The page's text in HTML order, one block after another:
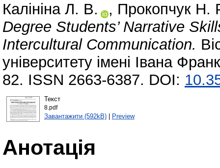
Калініна Л. В. , Прокопчук Н.
Degree Students’ Narrative
Intercultural Communication.
університету імені Івана
82. ISSN 2663-6387. DOI:
Текст
8.pdf
Завантажити (592kB)| Preview
Анотація